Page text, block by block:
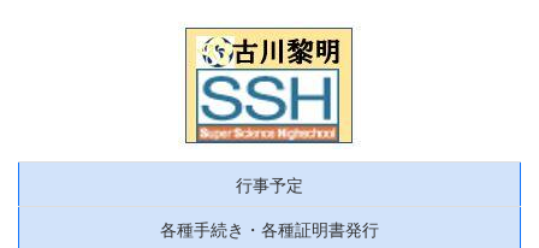
行事予定
各種手続き・各種証明書発行